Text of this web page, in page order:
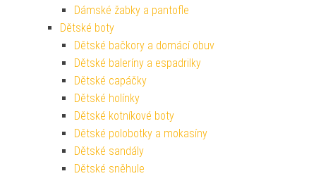
Dámské žabky a pantofle
Dětské boty
Dětské bačkory a domácí obuv
Dětské baleríny a espadrilky
Dětské capáčky
Dětské holínky
Dětské kotníkové boty
Dětské polobotky a mokasíny
Dětské sandály
Dětské sněhule